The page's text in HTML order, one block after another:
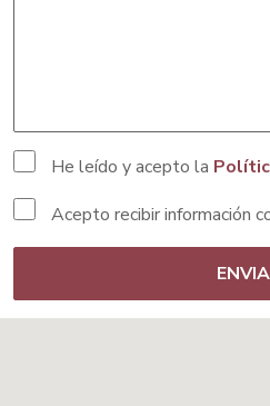
He leído y acepto la
Acepto recibir información